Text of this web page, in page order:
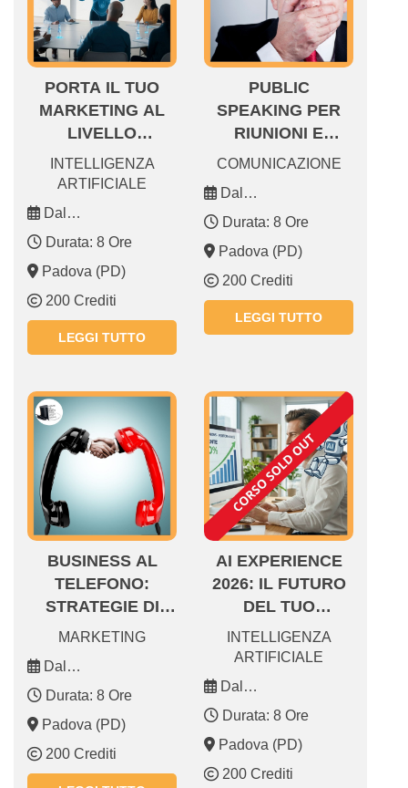
PORTA IL TUO
MARKETING AL
LIVELLO
SUCCESSIVO CON
LA GENAI
INTELLIGENZA
ARTIFICIALE
Dal
23.02.2026 23.02.2026
Durata: 8 Ore
Padova (PD)
200 Crediti
LEGGI TUTTO
PUBLIC
SPEAKING PER
RIUNIONI E
PRESENTAZIONI
COMUNICAZIONE
Dal
20.02.2026 20.02.2026
Durata: 8 Ore
Padova (PD)
200 Crediti
LEGGI TUTTO
BUSINESS AL
TELEFONO:
STRATEGIE DI
VENDITA CHE
MARKETING
Dal
13.02.2026 13.02.2026
Durata: 8 Ore
Padova (PD)
200 Crediti
AI EXPERIENCE
2026: IL FUTURO
DEL TUO
BUSINESS CON
CHATGPT, GEMINI
INTELLIGENZA
ARTIFICIALE
Dal
05.02.2026 05.02.2026
Durata: 8 Ore
Padova (PD)
200 Crediti